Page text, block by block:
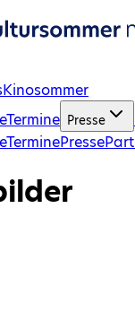
Kinosommer
Termine Presse
TerminePresse